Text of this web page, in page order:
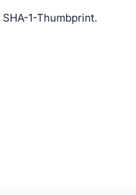
1-Thumbprint.